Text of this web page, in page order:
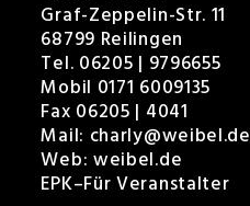
Graf-Zeppelin-Str. 11
68799 Reilingen
Tel. 06205 | 9796655
Mobil 0171 6009135
Fax 06205 | 4041
Mail: charly@weibel.de
Web: weibel.de
EPK–Für Veranstalter